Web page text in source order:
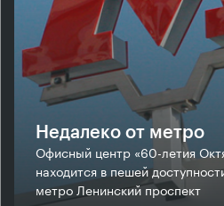
Недалеко от метро
Офисный центр «60-летия
находится в пешей
метро Ленинский проспект